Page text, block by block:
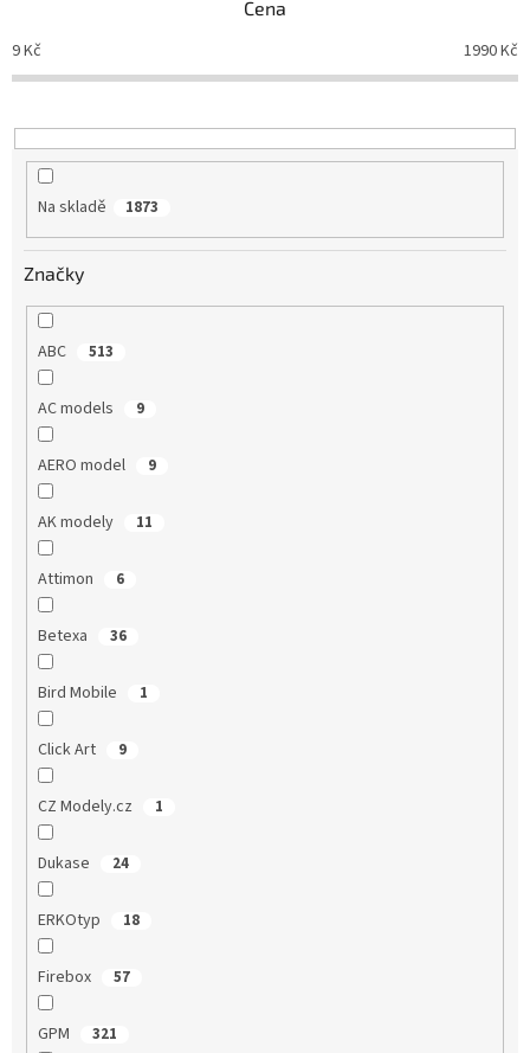
p
r
o
u
Cena
9Kč 1990Kč
Na skladě 1873
Značky
ABC 513
AC models 9
AERO model 9
AK modely 11
Attimon 6
Betexa 36
Bird Mobile 1
Click Art 9
CZ Modely.cz 1
Dukase 24
ERKOtyp 18
Firebox 57
GPM 321